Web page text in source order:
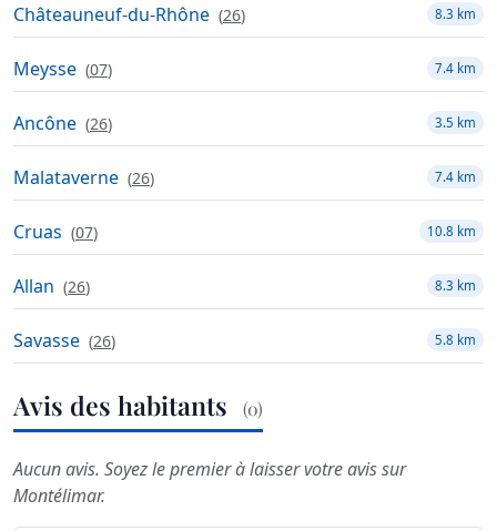
Châteauneuf-du-Rhône (26) 8.3 km
Meysse (07) 7.4 km
Ancône (26) 3.5 km
Malataverne (26) 7.4 km
Cruas (07) 10.8 km
Allan (26) 8.3 km
Savasse (26) 5.8 km
Avis des habitants (0)
Aucun avis. Soyez le premier à laisser votre avis sur
Montélimar.